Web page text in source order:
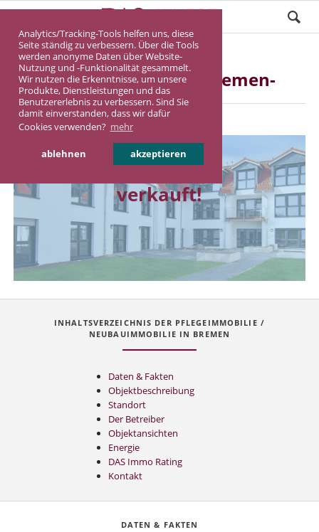
Analytics/Tracking-Tools helfen uns, diese
Seite ständig zu verbessern. Über die Tools
werden anonyme Daten über Website-
Nutzung und -Funktionalität gesammelt.
Wir nutzen die Erkenntnisse, um unsere
Produkte, Dienstleistungen und das
Benutzererlebnis zu verbessern. Sind Sie
damit einverstanden, dass wir dafür
Cookies verwenden? mehr
ablehnen akzeptieren
Pflegeimmobilie Bremen-
Hemeling
verkauft!
INHALTSVERZEICHNIS DER PFLEGEIMMOBILIE /
NEUBAUIMMOBILIE IN BREMEN
Daten & Fakten
Objektbeschreibung
Standort
Der Betreiber
Objektansichten
Energie
DAS Immo Rating
Kontakt
DATEN & FAKTEN